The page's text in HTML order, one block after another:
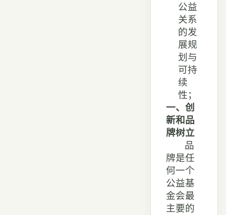
公益
关系
的发
展规
划与
可持
续
性；
一、创
新和品
牌树立
品
牌是任
何一个
公益基
金会最
主要的